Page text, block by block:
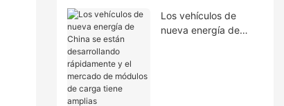
Los vehículos de
nueva energía de